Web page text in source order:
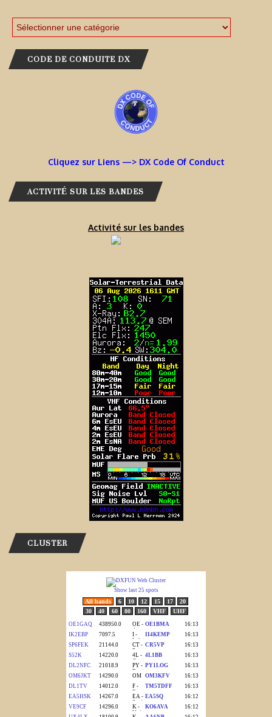
CODE DE CONDUITE DX
Cliquez sur Liens —> DX Code Of Conduct
ACTIVITÉ SUR LES BANDES
Activité sur les bandes
CLUSTER